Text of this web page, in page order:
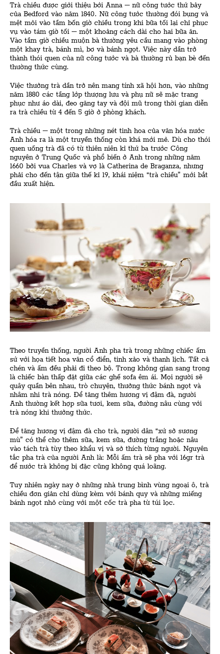
Trà chiều được giới thiệu bới Anna – nữ công tước thứ bảy
của Bedford vào năm 1840. Nữ công tước thường đói bụng và
mệt mỏi vào tầm bốn giờ chiều trong khi bữa tối lại chỉ phục
vụ vào tám giờ tối – một khoảng cách dài cho hai bữa ăn.
Vào tầm giờ chiều muộn bà thường yêu cầu mang vào phòng
một khay trà, bánh mì, bơ và bánh ngọt. Việc này dần trở
thành thói quen của nữ công tước và bà thường rủ bạn bè đến
thường thức cùng.
Việc thưởng trà dần trở nên mang tính xã hội hơn, vào những
năm 1880 các tầng lớp thượng lưu và phụ nữ sẽ mặc trang
phục như áo dài, đeo găng tay và đội mũ trong thời gian diễn
ra trà chiều từ 4 đến 5 giờ ở phòng khách.
Trà chiều – một trong những nét tinh hoa của văn hóa nước
Anh hóa ra là một truyền thống còn khá mới mẻ. Dù cho thói
quen uống trà đã có từ thiên niên kỉ thứ ba trước Công
nguyên ở Trung Quốc và phổ biến ở Anh trong những năm
1660 bởi vua Charles và vợ là Catherina de Braganza, nhưng
phải cho đến tận giữa thế kỉ 19, khái niệm “trà chiều” mới bắt
đầu xuất hiện.
Theo truyền thống, người Anh pha trà trong những chiếc ấm
sứ với họa tiết hoa văn cổ điển, tinh xảo và thanh lịch. Tất cả
chén và ấm đều phải đi theo bộ. Trong không gian sang trọng
là chiếc bàn thấp đặt giữa các ghế sofa êm ái. Mọi người sẽ
quây quần bên nhau, trò chuyện, thưởng thức bánh ngọt và
nhâm nhi trà nóng. Để tăng thêm hương vị đậm đà, người
Anh thường kết hợp sữa tươi, kem sữa, đường nâu cùng với
trà nóng khi thưởng thức.
Để tăng hương vị đậm đà cho trà, người dân “xứ sở sương
mù” có thể cho thêm sữa, kem sữa, đường trắng hoặc nâu
vào tách trà tùy theo khẩu vị và sở thích từng người. Nguyên
tắc pha trà của người Anh là: Mỗi ấm trà sẽ pha với 16gr trà
để nước trà không bị đặc cũng không quá loãng.
Tuy nhiên ngày nay ở những nhà trung bình vùng ngoại ô, trà
chiều đơn giản chỉ dùng kèm với bánh quy và những miếng
bánh ngọt nhỏ cùng với một cốc trà pha từ túi lọc.